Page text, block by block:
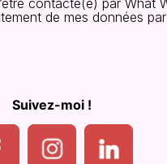
de mes données
Suivez-moi !